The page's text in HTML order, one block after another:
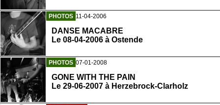
PHOTOS 11-04-2006
DANSE MACABRE
Le 08-04-2006 à Ostende
PHOTOS 07-01-2008
GONE WITH THE PAIN
Le 29-06-2007 à Herzebrock-Clarholz